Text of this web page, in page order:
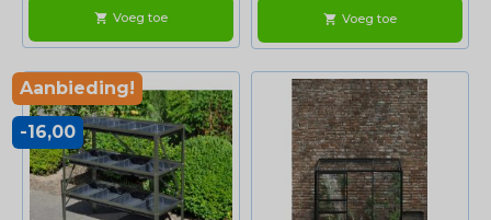
shopping_cart Voeg toe shopping_cart Voeg toe
Aanbieding!
-16,00